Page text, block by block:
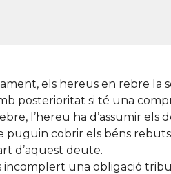
els hereus en rebre la
posterioritat si té una
l’hereu ha d’assumir els
puguin cobrir els béns
d’aquest deute.
una obligació